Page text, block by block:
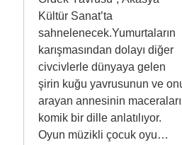
Kültür Sanat’ta
sahnelenecek.Yumurtaların
karışmasından dolayı diğer
civcivlerle dünyaya gelen
şirin kuğu yavrusunun ve
arayan annesinin maceraları
komik bir dille anlatılıyor.
Oyun müzikli çocuk oyu…